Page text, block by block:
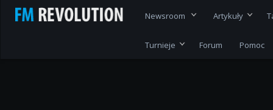
Newsroom Artykuły
Turnieje Forum Pomoc